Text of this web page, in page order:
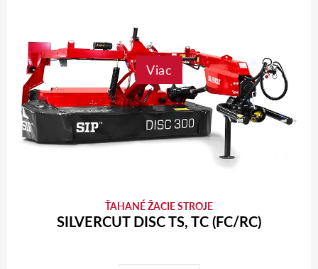
Viac
ŤAHANÉ ŽACIE STROJE
SILVERCUT DISC TS, TC (FC/RC)